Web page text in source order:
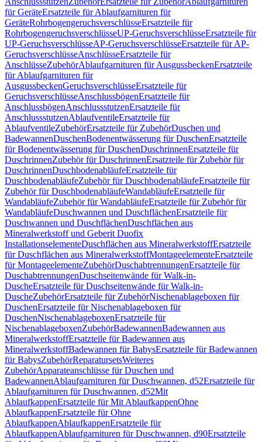
für GeräteErsatzteile für Ablaufgarnituren für
GeräteRohrbogengeruchsverschlüsseErsatzteile für
RohrbogengeruchsverschlüsseUP-GeruchsverschlüsseErsatzteile für
UP-GeruchsverschlüsseAP-GeruchsverschlüsseErsatzteile für AP-
GeruchsverschlüsseAnschlüsseErsatzteile für
AnschlüsseZubehörAblaufgarnituren für AusgussbeckenErsatzteile
für Ablaufgarnituren für
AusgussbeckenGeruchsverschlüsseErsatzteile für
GeruchsverschlüsseAnschlussbögenErsatzteile für
AnschlussbögenAnschlussstutzenErsatzteile für
AnschlussstutzenAblaufventileErsatzteile für
AblaufventileZubehörErsatzteile für ZubehörDuschen und
BadewannenDuschenBodenentwässerung für DuschenErsatzteile
für Bodenentwässerung für DuschenDuschrinnenErsatzteile für
DuschrinnenZubehör für DuschrinnenErsatzteile für Zubehör für
DuschrinnenDuschbodenabläufeErsatzteile für
DuschbodenabläufeZubehör für DuschbodenabläufeErsatzteile für
Zubehör für DuschbodenabläufeWandabläufeErsatzteile für
WandabläufeZubehör für WandabläufeErsatzteile für Zubehör für
WandabläufeDuschwannen und DuschflächenErsatzteile für
Duschwannen und DuschflächenDuschflächen aus
Mineralwerkstoff und Geberit Duofix
InstallationselementeDuschflächen aus MineralwerkstoffErsatzteile
für Duschflächen aus MineralwerkstoffMontageelementeErsatzteile
für MontageelementeZubehörDuschabtrennungenErsatzteile für
DuschabtrennungenDuschseitenwände für Walk-in-
DuscheErsatzteile für Duschseitenwände für Walk-in-
DuscheZubehörErsatzteile für ZubehörNischenablageboxen für
DuschenErsatzteile für Nischenablageboxen für
DuschenNischenablageboxenErsatzteile für
NischenablageboxenZubehörBadewannenBadewannen aus
MineralwerkstoffErsatzteile für Badewannen aus
MineralwerkstoffBadewannen für BabysErsatzteile für Badewannen
für BabysZubehörReparatursetsWeiteres
ZubehörApparateanschlüsse für Duschen und
BadewannenAblaufgarnituren für Duschwannen, d52Ersatzteile für
Ablaufgarnituren für Duschwannen, d52Mit
AblaufkappenErsatzteile für Mit AblaufkappenOhne
AblaufkappenErsatzteile für Ohne
AblaufkappenAblaufkappenErsatzteile für
AblaufkappenAblaufgarnituren für Duschwannen, d90Ersatzteile